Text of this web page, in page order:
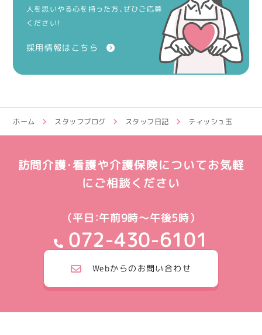
人を思いやる心を持った方、ぜひご応募
ください！
採用情報はこちら
ホーム スタッフブログ スタッフ日記 ティッシュ玉
訪問介護・看護や介護保険についてお気軽
にご相談ください
（平日：午前9時～午後5時）
072-430-6101
Webからのお問い合わせ